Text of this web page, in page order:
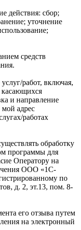
действия: сбор;
уточнение
средств
работ, включая,
касающихся
и направление
адрес
работах
обработку
программы для
Оператору на
ООО «1С-
по
д. 2, эт.13, пом. 8-
его отзыва путем
на электронный